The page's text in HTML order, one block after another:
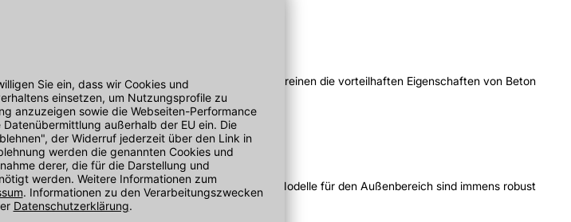
möchten, sind Betonplatten in Holzoptik. Diese vereinen die vorteilhaften Eigenschaften von Beton
Erscheinungsbild von richtigem Holz.
aus Granit, Basalt oder Sandstein erwerben. Modelle für den Außenbereich sind immens robust
Verlegemusters zur Auswahl.